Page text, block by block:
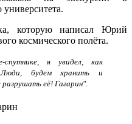
университета.
которую написал Юрий
космического полёта.
спутнике, я увидел, как
будем хранить и
её! Гагарин".